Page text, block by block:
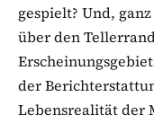
gespielt? Und,
über den
der
Lebensrealität der